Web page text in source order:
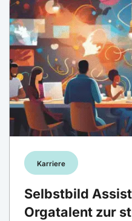
Karriere
Selbstbild
Orgatalent zur